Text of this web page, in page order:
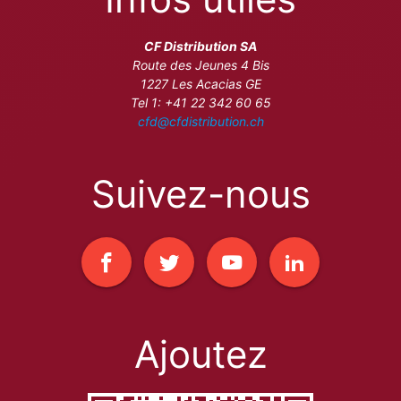
CF Distribution SA
Route des Jeunes 4 Bis
1227 Les Acacias GE
Tel 1: +41 22 342 60 65
cfd@cfdistribution.ch
Suivez-nous
Ajoutez